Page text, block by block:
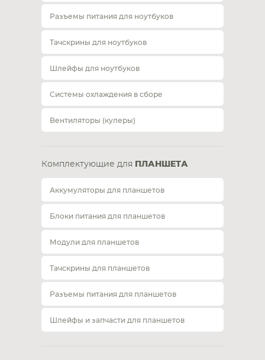
Разъемы питания для ноутбуков
Тачскрины для ноутбуков
Шлейфы для ноутбуков
Системы охлаждения в сборе
Вентиляторы (кулеры)
Комплектующие для ПЛАНШЕТА
Аккумуляторы для планшетов
Блоки питания для планшетов
Модули для планшетов
Тачскрины для планшетов
Разъемы питания для планшетов
Шлейфы и запчасти для планшетов